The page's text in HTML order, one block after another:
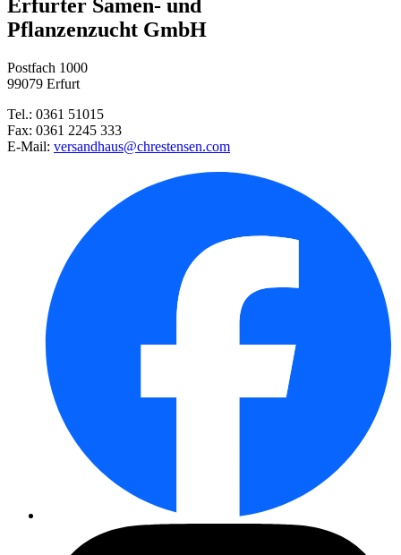
Narzissen-Osterglocken-Mischun ...
Großblumige Krokus-Prachtmisch ...
Botanischer Krokus Orange Mona ...
Erfurter Samen- und
Pflanzenzucht GmbH
Postfach 1000
99079 Erfurt
Tel.: 0361 51015
Fax: 0361 2245 333
E-Mail: versandhaus@chrestensen.com